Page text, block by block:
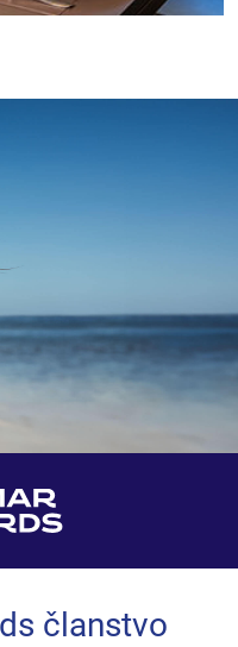
članstvo